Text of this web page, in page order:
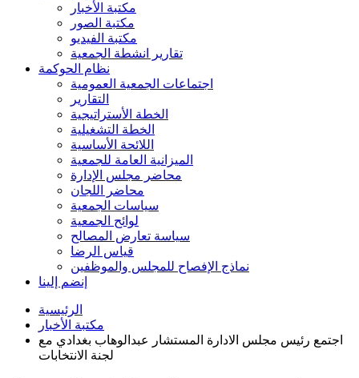
مكتبة الأخبار
مكتبة الصور
مكتبة الفيديو
تقارير انشطة الجمعية
نظام الحوكمة
اجتماعات الجمعية العمومية
التقارير
الخطة الأستراتيجية
الخطة التشغيلية
اللائحة الأساسية
الميزانية العامة للجمعية
محاضر مجلس الإدارة
محاضر اللجان
سياسات الجمعية
لوائح الجمعية
سياسة تعارض المصالح
قياس الرضا
نماذج الإفصاح للمجلس والموظفين
إنضم إلينا
الرئيسية
مكتبة الأخبار
اجتمع رئيس مجلس الادارة المستشار عبدالوهاب بغدادي مع
لجنة الانتخابات